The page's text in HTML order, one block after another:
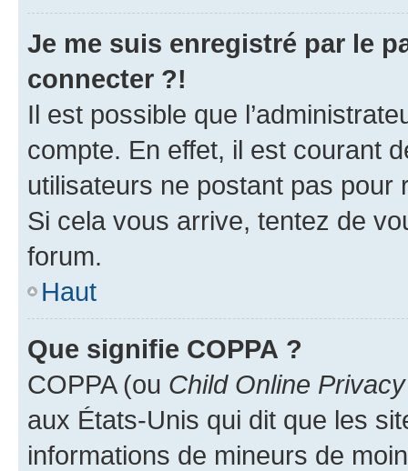
Je me suis enregistré par le
connecter ?!
Il est possible que
compte. En effet, il est courant
utilisateurs ne postant pas pour
Si cela vous arrive, tentez de
forum.
Haut
Que signifie COPPA ?
COPPA (ou Child Online
aux États-Unis qui dit que les
informations de mineurs de